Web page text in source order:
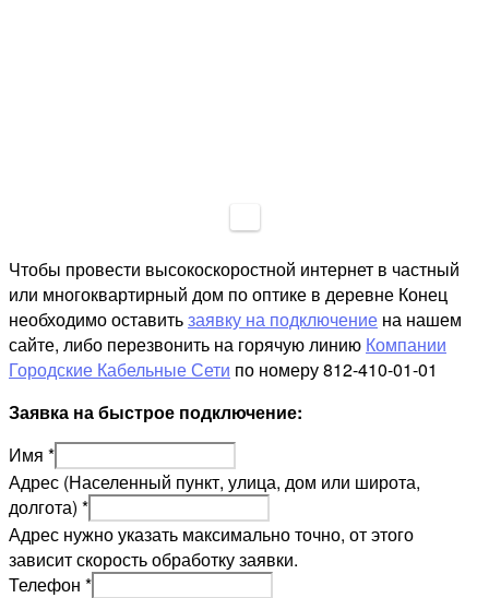
Чтобы провести высокоскоростной интернет в частный
или многоквартирный дом по оптике в деревне Конец
необходимо оставитьзаявку на подключение на нашем
сайте, либо перезвонить на горячую линию Компании
Городские Кабельные Сети по номеру 812-410-01-01
Заявка на быстрое подключение:
Имя *
Адрес (Населенный пункт, улица, дом или широта,
долгота) *
Адрес нужно указать максимально точно, от этого
зависит скорость обработку заявки.
Телефон *